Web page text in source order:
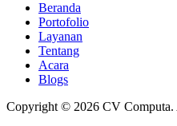
Beranda
Portofolio
Layanan
Tentang
Acara
Blogs
Copyright © 2026 CV Computa.